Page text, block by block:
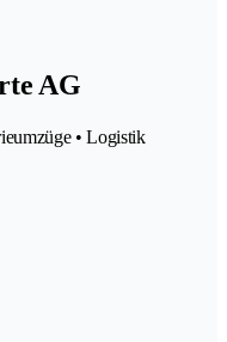
AG
• Logistik